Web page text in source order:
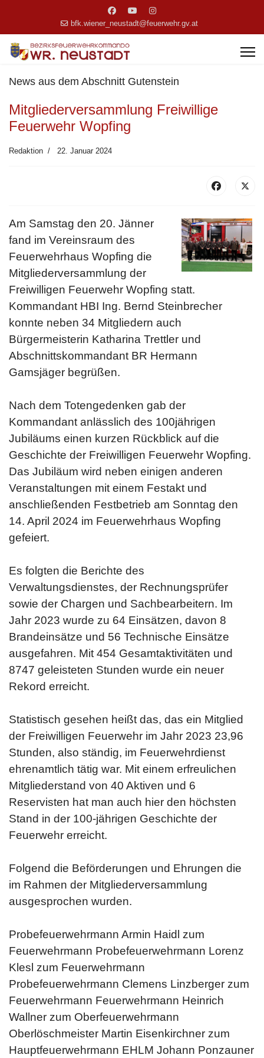
bfk.wiener_neustadt@feuerwehr.gv.at
News aus dem Abschnitt Gutenstein
Mitgliederversammlung Freiwillige
Feuerwehr Wopfing
Redaktion 22. Januar 2024
Am Samstag den 20. Jänner
fand im Vereinsraum des
Feuerwehrhaus Wopfing die
Mitgliederversammlung der
Freiwilligen Feuerwehr Wopfing statt.
Kommandant HBI Ing. Bernd Steinbrecher
konnte neben 34 Mitgliedern auch
Bürgermeisterin Katharina Trettler und
Abschnittskommandant BR Hermann
Gamsjäger begrüßen.
Nach dem Totengedenken gab der
Kommandant anlässlich des 100jährigen
Jubiläums einen kurzen Rückblick auf die
Geschichte der Freiwilligen Feuerwehr Wopfing.
Das Jubiläum wird neben einigen anderen
Veranstaltungen mit einem Festakt und
anschließenden Festbetrieb am Sonntag den
14. April 2024 im Feuerwehrhaus Wopfing
gefeiert.
Es folgten die Berichte des
Verwaltungsdienstes, der Rechnungsprüfer
sowie der Chargen und Sachbearbeitern. Im
Jahr 2023 wurde zu 64 Einsätzen, davon 8
Brandeinsätze und 56 Technische Einsätze
ausgefahren. Mit 454 Gesamtaktivitäten und
8747 geleisteten Stunden wurde ein neuer
Rekord erreicht.
Statistisch gesehen heißt das, das ein Mitglied
der Freiwilligen Feuerwehr im Jahr 2023 23,96
Stunden, also ständig, im Feuerwehrdienst
ehrenamtlich tätig war. Mit einem erfreulichen
Mitgliederstand von 40 Aktiven und 6
Reservisten hat man auch hier den höchsten
Stand in der 100-jährigen Geschichte der
Feuerwehr erreicht.
Folgend die Beförderungen und Ehrungen die
im Rahmen der Mitgliederversammlung
ausgesprochen wurden.
Probefeuerwehrmann Armin Haidl zum
Feuerwehrmann Probefeuerwehrmann Lorenz
Klesl zum Feuerwehrmann
Probefeuerwehrmann Clemens Linzberger zum
Feuerwehrmann Feuerwehrmann Heinrich
Wallner zum Oberfeuerwehrmann
Oberlöschmeister Martin Eisenkirchner zum
Hauptfeuerwehrmann EHLM Johann Ponzauner